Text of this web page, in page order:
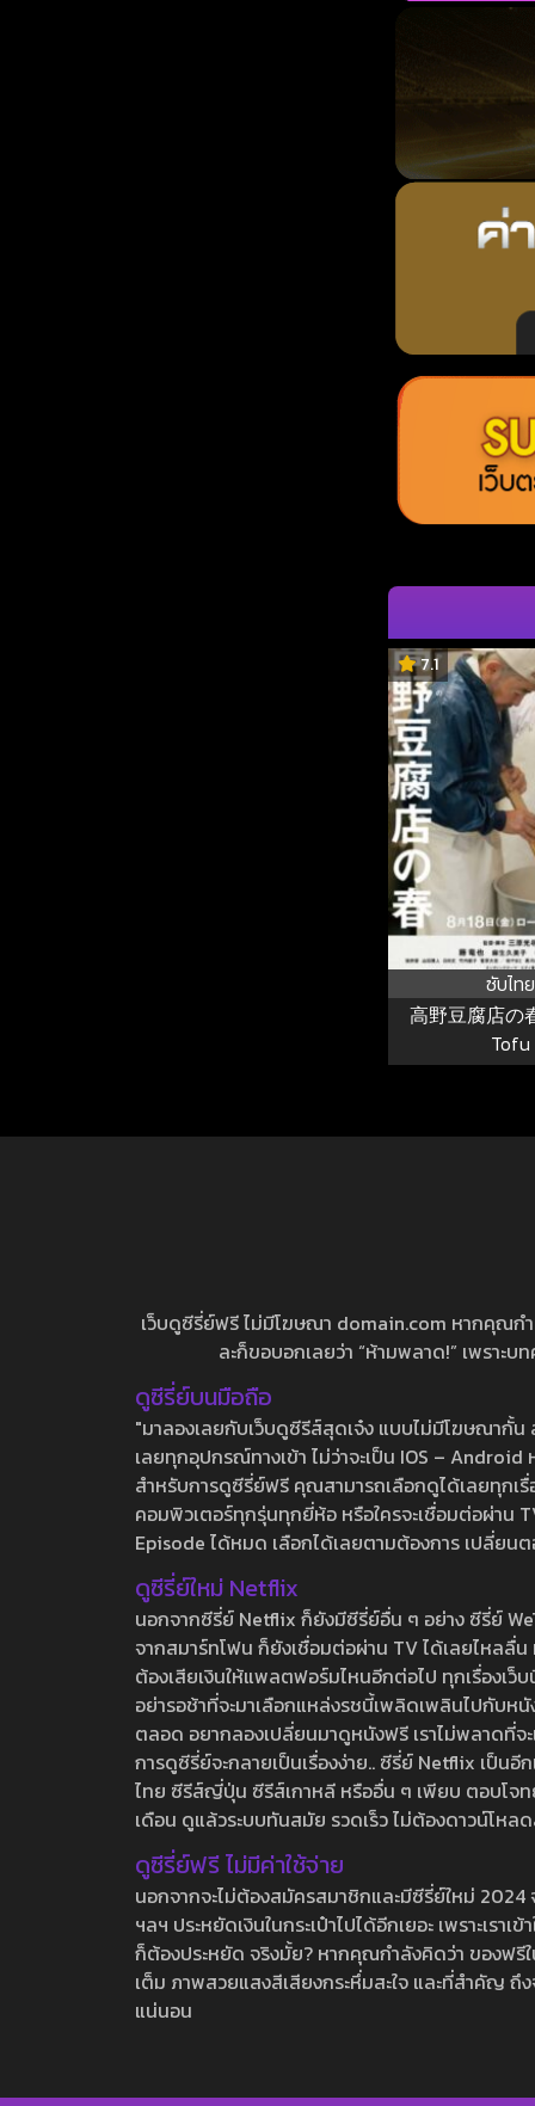
7.1
ซับไทย
高野豆腐店の
Tofu
เว็บดูซีรี่ย์ฟรี ไม่มีโฆษณา domain.com หากคุณก
ละก็ขอบอกเลยว่า “ห้ามพลาด!” เพราะ
ดูซีรี่ย์บนมือถือ
"มาลองเลยกับเว็บดูซีรีส์สุดเจ๋ง แบบไม่มีโฆษณากั้
เลยทุกอุปกรณ์ทางเข้า ไม่ว่าจะเป็น IOS –
สำหรับการดูซีรี่ย์ฟรี คุณสามารถเลือกดูได้เลยทุกเ
คอมพิวเตอร์ทุกรุ่นทุกยี่ห้อ หรือใครจะเชื่อมต่อผ่าน
Episode ได้หมด เลือกได้เลยตามต้องการ เปลี่ยน
ดูซีรี่ย์ใหม่ Netflix
นอกจากซีรี่ย์ Netflix ก็ยังมีซีรี่ย์อื่น ๆ อย่าง ซีรี่ย์
จากสมาร์ทโฟน ก็ยังเชื่อมต่อผ่าน TV ได้เลยไหลลื่
ต้องเสียเงินให้แพลตฟอร์มไหนอีกต่อไป ทุกเรื่องเว็
อย่ารอช้าที่จะมาเลือกแหล่งรชนี้เพลิดเพลินไปกับห
ตลอด อยากลองเปลี่ยนมาดูหนังฟรี เราไม่พลาดที่
การดูซีรี่ย์จะกลายเป็นเรื่องง่าย.. ซีรี่ย์ Netflix เป็น
ไทย ซีรีส์ญี่ปุ่น ซีรีส์เกาหลี หรืออื่น ๆ เพียบ ตอบโจท
เดือน ดูแล้วระบบทันสมัย รวดเร็ว ไม่ต้องดาวน์โห
ดูซีรี่ย์ฟรี ไม่มีค่าใช้จ่าย
นอกจากจะไม่ต้องสมัครสมาชิกและมีซีรี่ย์ใหม่
ฯลฯ ประหยัดเงินในกระเป๋าไปได้อีกเยอะ เพราะเร
ก็ต้องประหยัด จริงมั้ย? หากคุณกำลังคิดว่า ของฟ
เต็ม ภาพสวยแสงสีเสียงกระหึ่มสะใจ และที่สำคัญ
แน่นอน